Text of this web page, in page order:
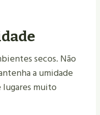
secos. Não
a umidade
lugares muito